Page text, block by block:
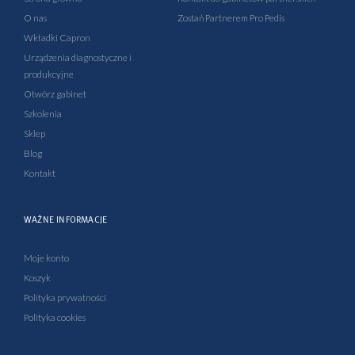
k
-
n
O nas
Wkładki Capron
Urządzenia diagnostyczne i
produkcyjne
Otwórz gabinet
Szkolenia
Sklep
Blog
Kontakt
Zostań Partnerem Pro Pedis
WAŻNE INFORMACJE
Moje konto
Koszyk
Polityka prywatności
Polityka cookies